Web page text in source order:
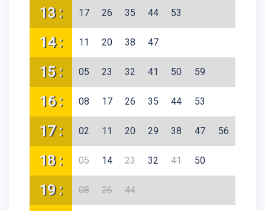
13 : 17 26 35 44 53
14 : 11 20 38 47
15 : 05 23 32 41 50 59
16 : 08 17 26 35 44 53
17 : 02 11 20 29 38 47 56
18 : 05 14 23 32 41 50
19 : 08 26 44